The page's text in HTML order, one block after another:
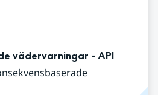
vädervarningar - API